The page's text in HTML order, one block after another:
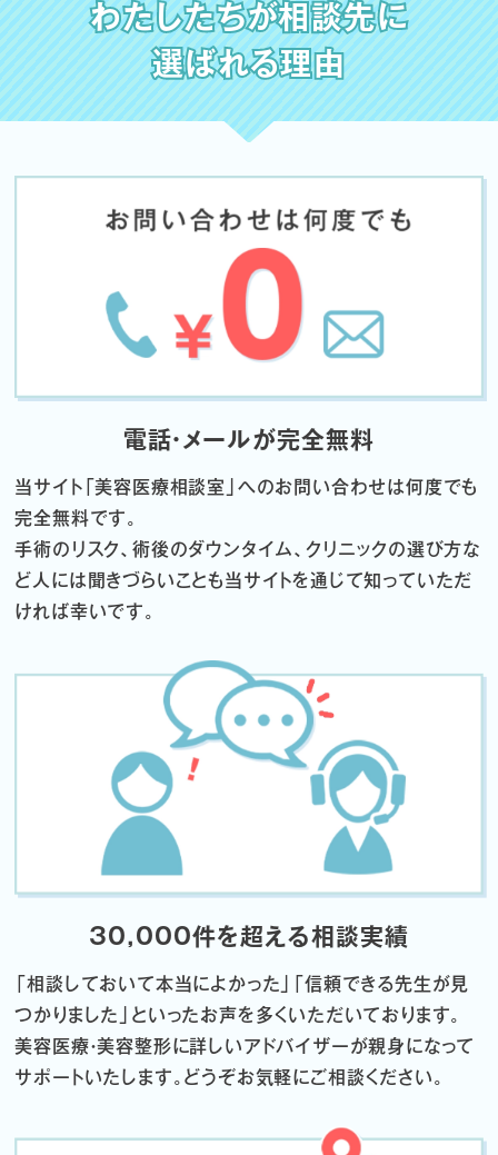
わたしたちが相談先に
選ばれる理由
電話・メールが完全無料
当サイト「美容医療相談室」へのお問い合わせは何度でも
完全無料です。
手術のリスク、術後のダウンタイム、クリニックの選び方な
ど 人には聞きづらいことも当サイトを通じて知っていただ
ければ幸いです。
30,000件を超える相談実績
「相談しておいて本当によかった」「信頼できる先生が見
つかりました」 といったお声を多くいただいております。
美容医療・美容整形に詳しいアドバイザーが親身になって
サポートいたします。 どうぞお気軽にご相談ください。